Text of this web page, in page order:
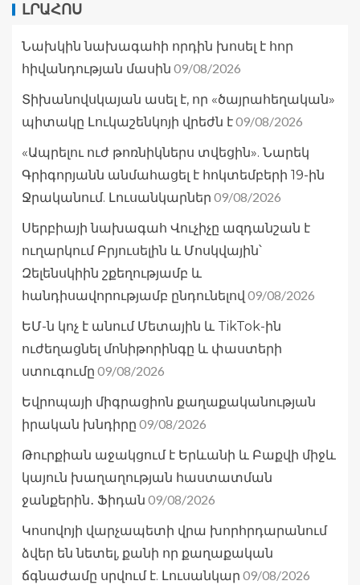
ԼՐԱՀՈՍ
Նախկին նախագահի որդին խոսել է հոր
հիվանդության մասին 09/08/2026
Տիխանովսկայան ասել է, որ «ծայրահեղական»
պիտակը Լուկաշենկոյի վրեժն է09/08/2026
«Ապրելու ուժ թոռնիկներս տվեցին». Նարեկ
Գրիգորյանն անմահացել է հոկտեմբերի 19-ին
Ջրականում. Լուսանկարներ 09/08/2026
Սերբիայի նախագահ Վուչիչը ազդանշան է
ուղարկում Բրյուսելին և Մոսկվային՝
Զելենսկիին շքեղությամբ և
հանդիսավորությամբ ընդունելով 09/08/2026
ԵՄ-ն կոչ է անում Մետային և TikTok-ին
ուժեղացնել մոնիթորինգը և փաստերի
ստուգումը 09/08/2026
Եվրոպայի միգրացիոն քաղաքականության
իրական խնդիրը 09/08/2026
Թուրքիան աջակցում է Երևանի և Բաքվի միջև
կայուն խաղաղության հաստատման
ջանքերին․ Ֆիդան 09/08/2026
Կոսովոյի վարչապետի վրա խորհրդարանում
ձվեր են նետել, քանի որ քաղաքական
ճգնաժամը սրվում է. Լուսանկար 09/08/2026